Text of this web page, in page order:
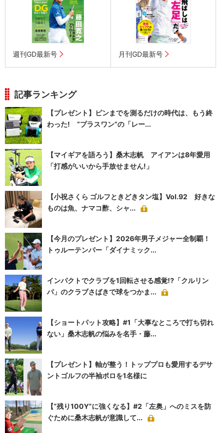
週刊GD最新号 月刊GD最新号
記事ランキング
【プレゼント】ピンまでを測るだけの時代は、もう終
わった! “プラスワン”の「レー...
【マイギアを語ろう】桑木志帆 アイアンは8年愛用
「打感がいいから手放せません!」
【小祝さくら ゴルフときどきタン塩】Vol.92 好きな
ものは魚、ナマコ酢、シャ...
【今月のプレゼント】2026年男子メジャー全制覇！
トゥルーテンパー「ダイナミック...
インパクトでクラブを1回転させる感覚!?「クルリン
パ」のクラブさばきで球をつかま...
【ショートパット攻略】#1「大事なところで打ち切れ
ない」桑木志帆の悩みを名手・藤...
【プレゼント】軸が整う！トッププロも愛用するデサ
ントゴルフの半袖ポロを1名様に
【“残り100Y”に強くなる】#2「左奥」へのミスを防
ぐために桑木志帆が意識して...